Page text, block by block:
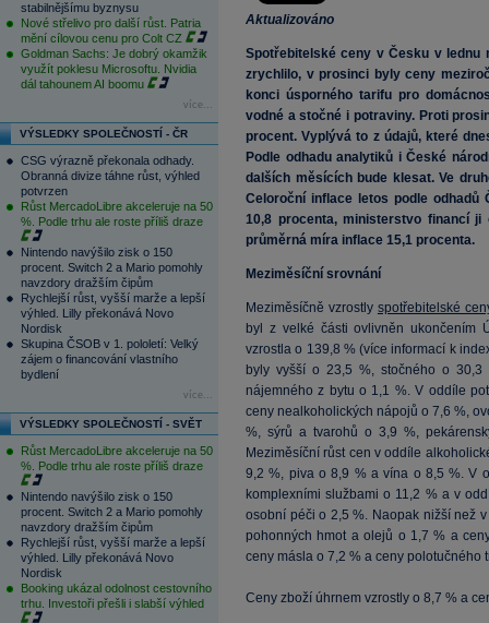
stabilnějšímu byznysu
Nové střelivo pro další růst. Patria
mění cílovou cenu pro Colt CZ
Goldman Sachs: Je dobrý okamžik
využít poklesu Microsoftu. Nvidia
dál tahounem AI boomu
více...
VÝSLEDKY SPOLEČNOSTÍ - ČR
CSG výrazně překonala odhady.
Obranná divize táhne růst, výhled
potvrzen
Růst MercadoLibre akceleruje na 50
%. Podle trhu ale roste příliš draze
Nintendo navýšilo zisk o 150
procent. Switch 2 a Mario pomohly
navzdory dražším čipům
Rychlejší růst, vyšší marže a lepší
výhled. Lilly překonává Novo
Nordisk
Skupina ČSOB v 1. pololetí: Velký
zájem o financování vlastního
bydlení
více...
VÝSLEDKY SPOLEČNOSTÍ - SVĚT
Růst MercadoLibre akceleruje na 50
%. Podle trhu ale roste příliš draze
Nintendo navýšilo zisk o 150
procent. Switch 2 a Mario pomohly
navzdory dražším čipům
Rychlejší růst, vyšší marže a lepší
výhled. Lilly překonává Novo
Nordisk
Booking ukázal odolnost cestovního
trhu. Investoři přešli i slabší výhled
Aktualizováno
Spotřebitelské ceny v Česku v lednu
zrychlilo, v prosinci byly ceny
konci úsporného tarifu pro
vodné a stočné i potraviny. Proti
procent. Vyplývá to z údajů, které
Podle odhadu analytiků i České
dalších měsících bude klesat. Ve
Celoroční inflace letos podle odhadů
10,8 procenta, ministerstvo financí ji
průměrná míra inflace 15,1 procenta.
Meziměsíční srovnání
Meziměsíčně vzrostly spotřebitelské
byl z velké části ovlivněn ukončením
vzrostla o 139,8 % (více informací k
byly vyšší o 23,5 %, stočného o
nájemného z bytu o 1,1 %. V oddíle
ceny nealkoholických nápojů o 7,6 %,
%, sýrů a tvarohů o 3,9 %,
Meziměsíční růst cen v oddíle
9,2 %, piva o 8,9 % a vína o 8,5 %. V
komplexními službami o 11,2 % a v
osobní péči o 2,5 %. Naopak nižší než
pohonných hmot a olejů o 1,7 % a
ceny másla o 7,2 % a ceny polotučného
Ceny zboží úhrnem vzrostly o 8,7 % a